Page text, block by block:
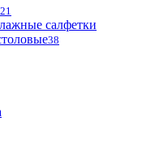
21
салфетки
38